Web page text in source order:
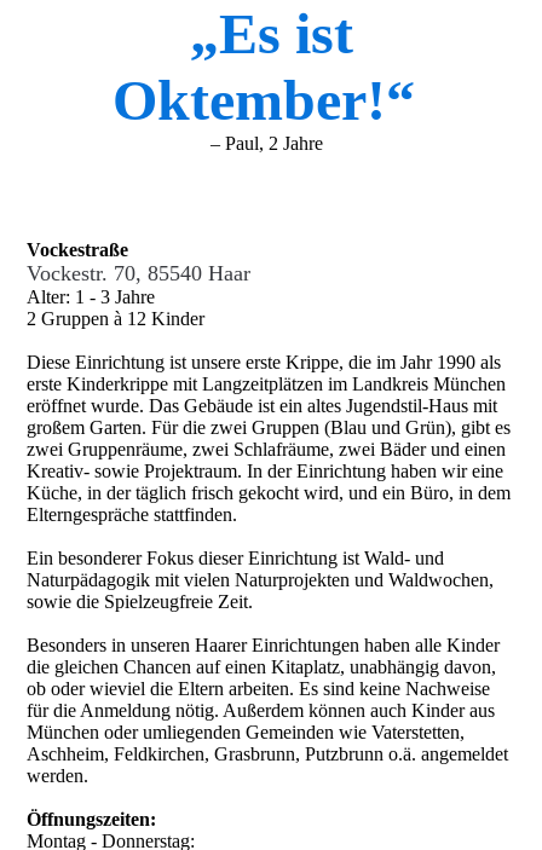
„Es ist
Oktember!“
– Paul, 2 Jahre
Vockestraße
Vockestr. 70, 85540 Haar
Alter: 1 - 3 Jahre
2 Gruppen à 12 Kinder
Diese Einrichtung ist unsere erste Krippe, die im Jahr 1990 als
erste Kinderkrippe mit Langzeit­plätzen im Landkreis München
eröffnet wurde. Das Gebäude ist ein altes Jugendstil-Haus mit
großem Garten. Für die zwei Gruppen (Blau und Grün), gibt es
zwei Gruppenräume, zwei Schlaf­räume, zwei Bäder und einen
Kreativ- sowie Projektraum. In der Einrichtung haben wir eine
Küche, in der täglich frisch gekocht wird, und ein Büro, in dem
Elterngespräche stattfinden.
Ein besonderer Fokus dieser Einrichtung ist Wald- und
Naturpädagogik mit vielen Naturprojekten und Waldwochen,
sowie die Spielzeugfreie Zeit.
Besonders in unseren Haarer Einrichtungen haben alle Kinder
die gleichen Chancen auf einen Kitaplatz, unabhängig davon,
ob oder wieviel die Eltern arbeiten. Es sind keine Nachweise
für die Anmeldung nötig. Außerdem können auch Kinder aus
München oder umliegenden Gemeinden wie Vaterstetten,
Aschheim, Feldkirchen, Grasbrunn, Putzbrunn o.ä. angemeldet
werden.
Öffnungszeiten:
Montag - Donnerstag: